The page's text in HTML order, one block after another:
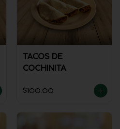
TACOS DE
COCHINITA
$100.00